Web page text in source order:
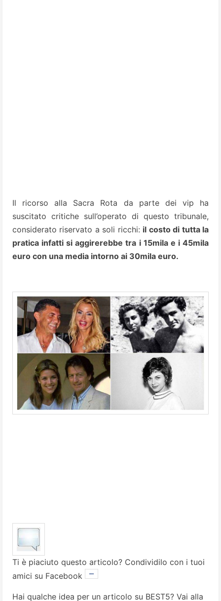
Il ricorso alla Sacra Rota da parte dei vip ha
suscitato critiche sull’operato di questo tribunale,
considerato riservato a soli ricchi: il costo di tutta la
pratica infatti si aggirerebbe tra i 15mila e i 45mila
euro con una media intorno ai 30mila euro.
Ti è piaciuto questo articolo? Condividilo con i tuoi
amici su Facebook
Hai qualche idea per un articolo su BEST5? Vai alla